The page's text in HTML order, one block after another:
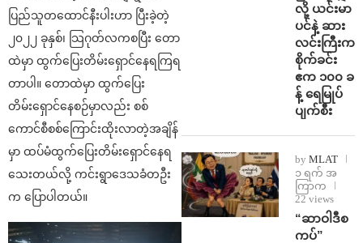
ပြည်သူတထောင်နီးပါးဟာ ပြီးခဲ့တဲ့
၂၀၂၂ ခုနှစ်၊ သြဂုတ်လကစပြီး တော
ထဲမှာ ထွက်ပြေးတိမ်းရှောင်နေရကြရ
တာပါ။ တောထဲမှာ ထွက်ပြေး
တိမ်းရှောင်နေစဉ်မှာလည်း စစ်
ကောင်စီစစ်ကြောင်းထိုးလာတဲ့အချိန်
မှာ ထပ်မံထွက်ပြေးတိမ်းရှောင်နေရ
သေးတယ်လို့ ကင်းရွာဒေသခံတဦး
က ပြောပါတယ်။
လို့ ယင်းမာ
ပင်နဲ့ ဆား
လင်းကြီးက
စိုက်ခင်း
ဧက ၁၀၀ ခ
န့် ရေမြုပ်
ပျက်စီး
by MLAT
၁ ရက် အ
ကြာက
22 views
“ဆာဝါဒီစ
ကပ်”